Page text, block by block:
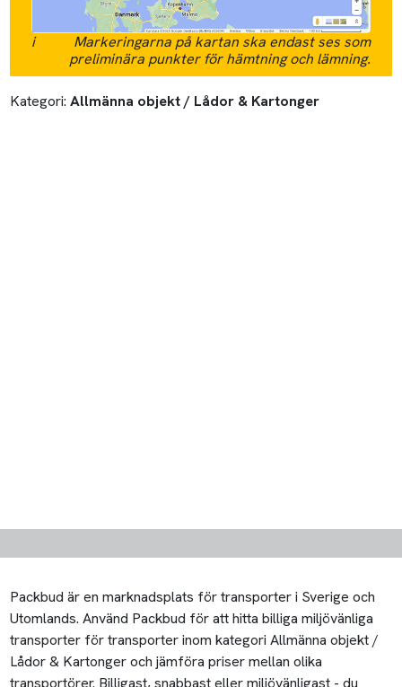
i
Markeringarna på kartan ska endast ses som
preliminära punkter för hämtning och lämning.
Kategori: Allmänna objekt / Lådor & Kartonger
Packbud är en marknadsplats för transporter i Sverige och
Utomlands. Använd Packbud för att hitta billiga miljövänliga
transporter för transporter inom kategori Allmänna objekt /
Lådor & Kartonger och jämföra priser mellan olika
transportörer. Billigast, snabbast eller miljövänligast - du